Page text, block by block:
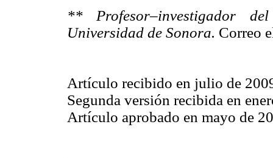
** Profesor–investigador
Universidad de Sonora. Correo
Artículo recibido en julio de
Segunda versión recibida en
Artículo aprobado en mayo de